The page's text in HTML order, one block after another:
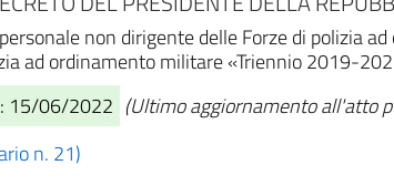
non dirigente delle Forze di polizia
ad ordinamento militare «Triennio 2019-
15/06/2022 (Ultimo aggiornamento all'atto
n. 21)